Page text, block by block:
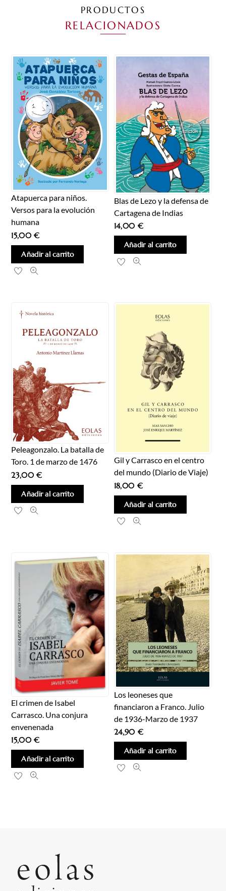
PRODUCTOS
RELACIONADOS
Atapuerca para niños.
Versos para la evolución
humana
15,00€
Añadir al carrito
Blas de Lezo y la defensa de
Cartagena de Indias
14,00 €
Añadir al carrito
Peleagonzalo. La batalla de
Toro. 1 de marzo de 1476
23,00€
Añadir al carrito
Gil y Carrasco en el centro
del mundo (Diario de Viaje)
18,00 €
Añadir al carrito
El crimen de Isabel
Carrasco. Una conjura
envenenada
15,00€
Añadir al carrito
Los leoneses que
financiaron a Franco. Julio
de 1936-Marzo de 1937
24,90 €
Añadir al carrito